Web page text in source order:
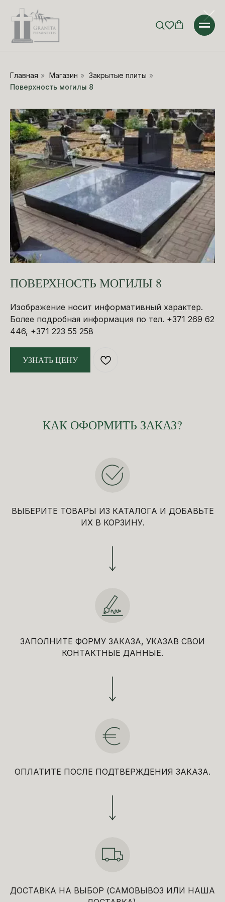
Главная » Магазин » Закрытые плиты »
Поверхность могилы 8
ПОВЕРХНОСТЬ МОГИЛЫ 8
Изображение носит информативный характер.
Более подробная информация по тел. +371 269 62
446, +371 223 55 258
УЗНАТЬ ЦЕНУ
КАК ОФОРМИТЬ ЗАКАЗ?
ВЫБЕРИТЕ ТОВАРЫ ИЗ КАТАЛОГА И ДОБАВЬТЕ
ИХ В КОРЗИНУ.
ЗАПОЛНИТЕ ФОРМУ ЗАКАЗА, УКАЗАВ СВОИ
КОНТАКТНЫЕ ДАННЫЕ.
ОПЛАТИТЕ ПОСЛЕ ПОДТВЕРЖДЕНИЯ ЗАКАЗА.
ДОСТАВКА НА ВЫБОР (САМОВЫВОЗ ИЛИ НАША